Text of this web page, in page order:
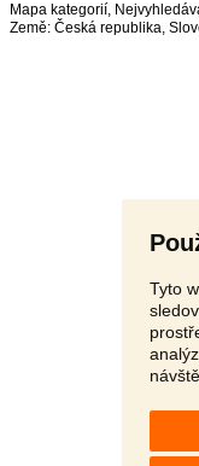
Tyto
Mapa kategorií,
Země: Česká republika,